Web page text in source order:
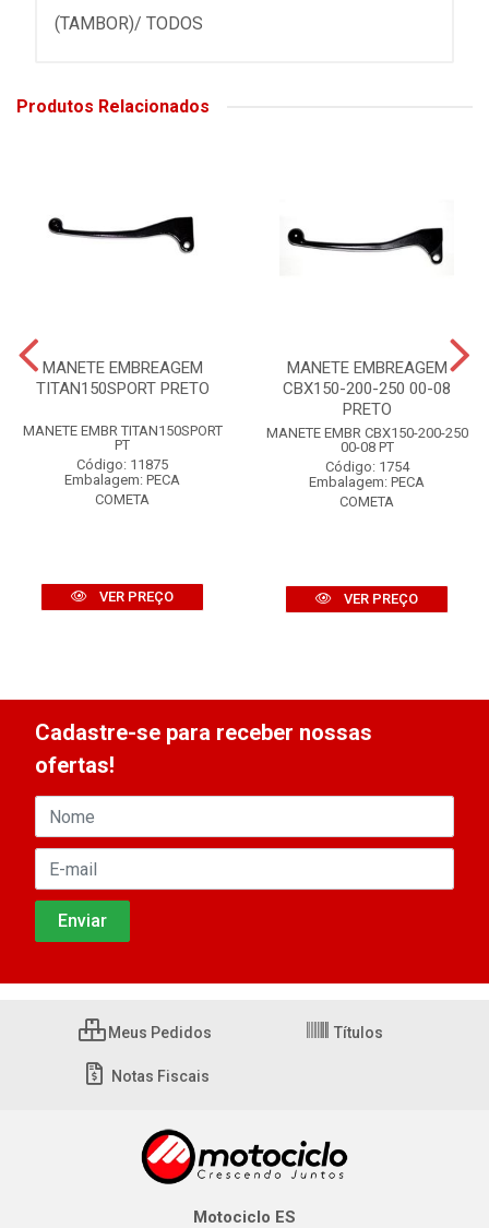
(TAMBOR)/ TODOS
Produtos Relacionados
MANETE EMBREAGEM
TITAN150SPORT PRETO
MANETE EMBR TITAN150SPORT
PT
Código: 11875
Embalagem: PECA
COMETA
VER PREÇO
MANETE EMBREAGEM
CBX150-200-250 00-08
PRETO
MANETE EMBR CBX150-200-250
00-08 PT
Código: 1754
Embalagem: PECA
COMETA
VER PREÇO
Cadastre-se para receber nossas
ofertas!
Meus Pedidos Títulos
Notas Fiscais
Motociclo ES